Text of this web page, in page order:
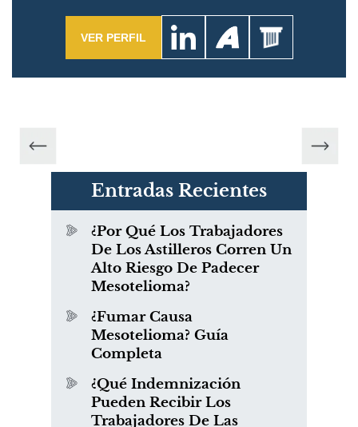
VER PERFIL
Entradas Recientes
¿Por Qué Los Trabajadores
De Los Astilleros Corren Un
Alto Riesgo De Padecer
Mesotelioma?
¿Fumar Causa
Mesotelioma? Guía
Completa
¿Qué Indemnización
Pueden Recibir Los
Trabajadores De Las